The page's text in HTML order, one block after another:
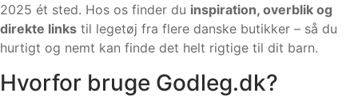
2025 ét sted. Hos os finder du inspiration, overblik og
direkte links til legetøj fra flere danske butikker – så du
hurtigt og nemt kan finde det helt rigtige til dit barn.
Hvorfor bruge Godleg.dk?